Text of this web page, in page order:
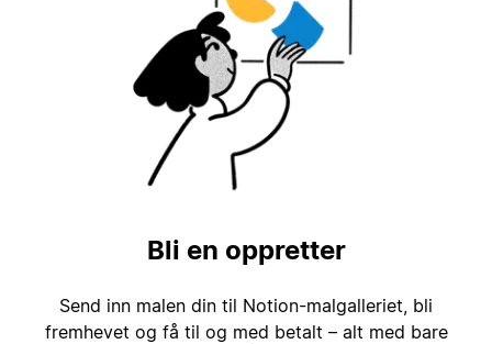
Bli en oppretter
Send inn malen din til Notion-malgalleriet, bli
fremhevet og få til og med betalt – alt med bare